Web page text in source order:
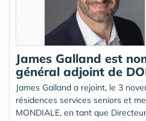
James Galland est
général adjoint de
James Galland a rejoint, le 3
résidences services seniors et
MONDIALE, en tant que